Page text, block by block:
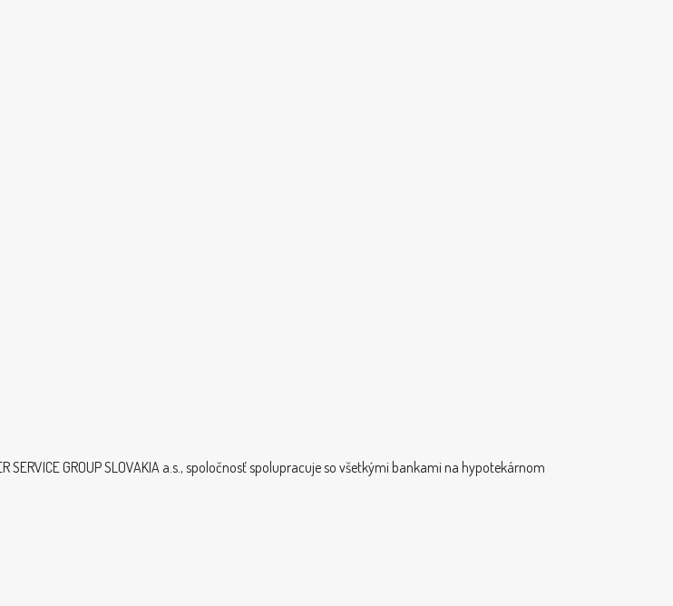
GROUP SLOVAKIA a.s., spoločnosť spolupracuje so všetkými bankami na hypotekárnom